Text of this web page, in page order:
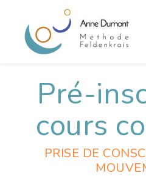
Pré-
cours
PRISE DE